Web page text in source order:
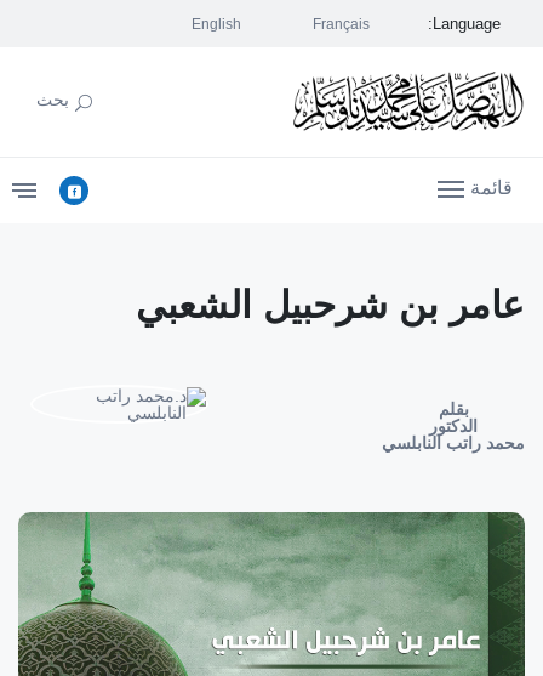
Language:
English Français
بحث
قائمة
عامر بن شرحبيل الشعبي
بقلم
الدكتور
محمد راتب النابلسي